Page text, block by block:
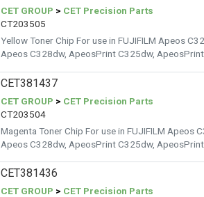
CET GROUP > CET Precision Parts
CT203505
Yellow Toner Chip For use in FUJIFILM Apeos
Apeos C328dw, ApeosPrint C325dw,
CET381437
CET GROUP > CET Precision Parts
CT203504
Magenta Toner Chip For use in FUJIFILM Apeos
Apeos C328dw, ApeosPrint C325dw,
CET381436
CET GROUP > CET Precision Parts